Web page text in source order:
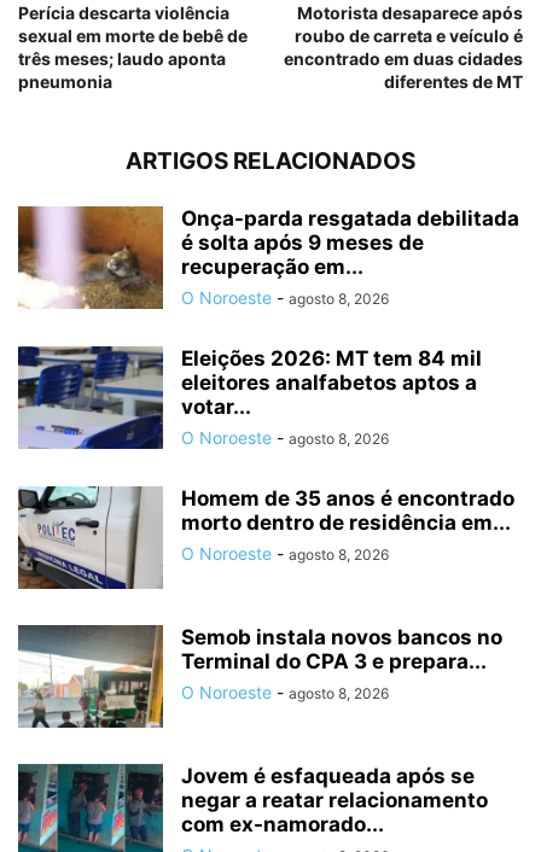
Perícia descarta violência
sexual em morte de bebê de
três meses; laudo aponta
pneumonia
Motorista desaparece após
roubo de carreta e veículo é
encontrado em duas cidades
diferentes de MT
ARTIGOS RELACIONADOS
Onça-parda resgatada debilitada
é solta após 9 meses de
recuperação em...
O Noroeste - agosto 8, 2026
Eleições 2026: MT tem 84 mil
eleitores analfabetos aptos a
votar...
O Noroeste - agosto 8, 2026
Homem de 35 anos é encontrado
morto dentro de residência em...
O Noroeste - agosto 8, 2026
Semob instala novos bancos no
Terminal do CPA 3 e prepara...
O Noroeste - agosto 8, 2026
Jovem é esfaqueada após se
negar a reatar relacionamento
com ex-namorado...